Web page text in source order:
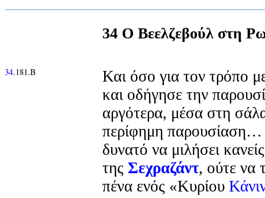
34 Ο Βεελζεβούλ στη
34.181.Β
Και όσο για τον τρόπο
και οδήγησε την
αργότερα, μέσα στη
περίφημη παρουσίαση…
δυνατό να μιλήσει
της Σεχραζάντ, ούτε να
πένα ενός «Κυρίου